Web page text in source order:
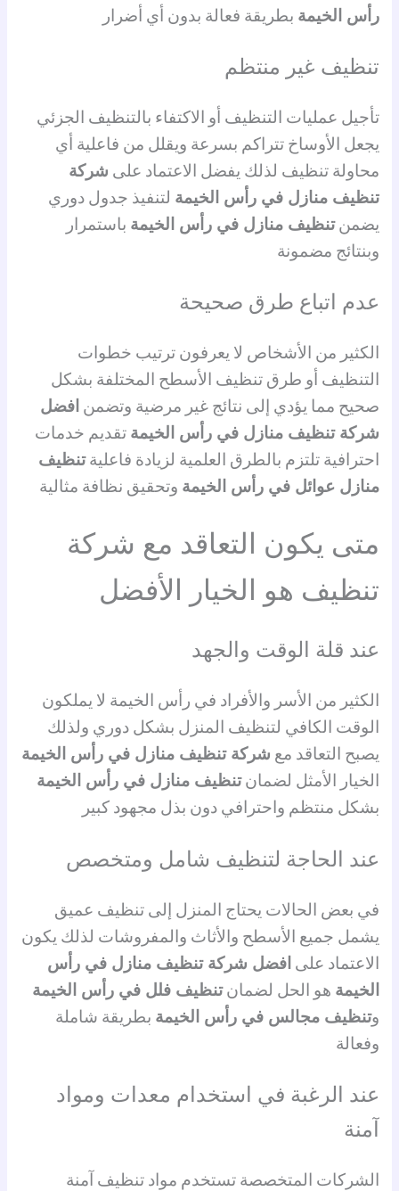
رأس الخيمة بطريقة فعالة بدون أي أضرار
تنظيف غير منتظم
تأجيل عمليات التنظيف أو الاكتفاء بالتنظيف الجزئي
يجعل الأوساخ تتراكم بسرعة ويقلل من فاعلية أي
محاولة تنظيف لذلك يفضل الاعتماد على شركة
تنظيف منازل في رأس الخيمة لتنفيذ جدول دوري
يضمنتنظيف منازل في رأس الخيمة باستمرار
وبنتائج مضمونة
عدم اتباع طرق صحيحة
الكثير من الأشخاص لا يعرفون ترتيب خطوات
التنظيف أو طرق تنظيف الأسطح المختلفة بشكل
صحيح مما يؤدي إلى نتائج غير مرضية وتضمن افضل
شركة تنظيف منازل في رأس الخيمة تقديم خدمات
احترافية تلتزم بالطرق العلمية لزيادة فاعليةتنظيف
منازل عوائل في رأس الخيمة وتحقيق نظافة مثالية
متى يكون التعاقد مع شركة
تنظيف هو الخيار الأفضل
عند قلة الوقت والجهد
الكثير من الأسر والأفراد في رأس الخيمة لا يملكون
الوقت الكافي لتنظيف المنزل بشكل دوري ولذلك
يصبح التعاقد مع شركة تنظيف منازل في رأس الخيمة
الخيار الأمثل لضمانتنظيف منازل في رأس الخيمة
بشكل منتظم واحترافي دون بذل مجهود كبير
عند الحاجة لتنظيف شامل ومتخصص
في بعض الحالات يحتاج المنزل إلى تنظيف عميق
يشمل جميع الأسطح والأثاث والمفروشات لذلك يكون
الاعتماد على افضل شركة تنظيف منازل في رأس
الخيمة هو الحل لضمانتنظيف فلل في رأس الخيمة
وتنظيف مجالس في رأس الخيمة بطريقة شاملة
وفعالة
عند الرغبة في استخدام معدات ومواد
آمنة
الشركات المتخصصة تستخدم مواد تنظيف آمنة